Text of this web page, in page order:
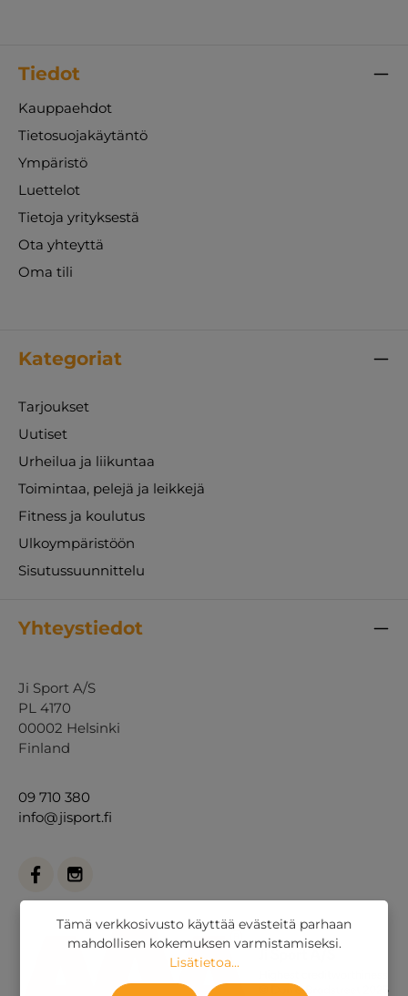
Tiedot
Kauppaehdot
Tietosuojakäytäntö
Ympäristö
Luettelot
Tietoja yrityksestä
Ota yhteyttä
Oma tili
Kategoriat
Tarjoukset
Uutiset
Urheilua ja liikuntaa
Toimintaa, pelejä ja leikkejä
Fitness ja koulutus
Ulkoympäristöön
Sisutussuunnittelu
Yhteystiedot
Ji Sport A/S
PL 4170
00002 Helsinki
Finland
09 710 380
info@jisport.fi
Tämä verkkosivusto käyttää evästeitä parhaan
mahdollisen kokemuksen varmistamiseksi.
Lisätietoa...